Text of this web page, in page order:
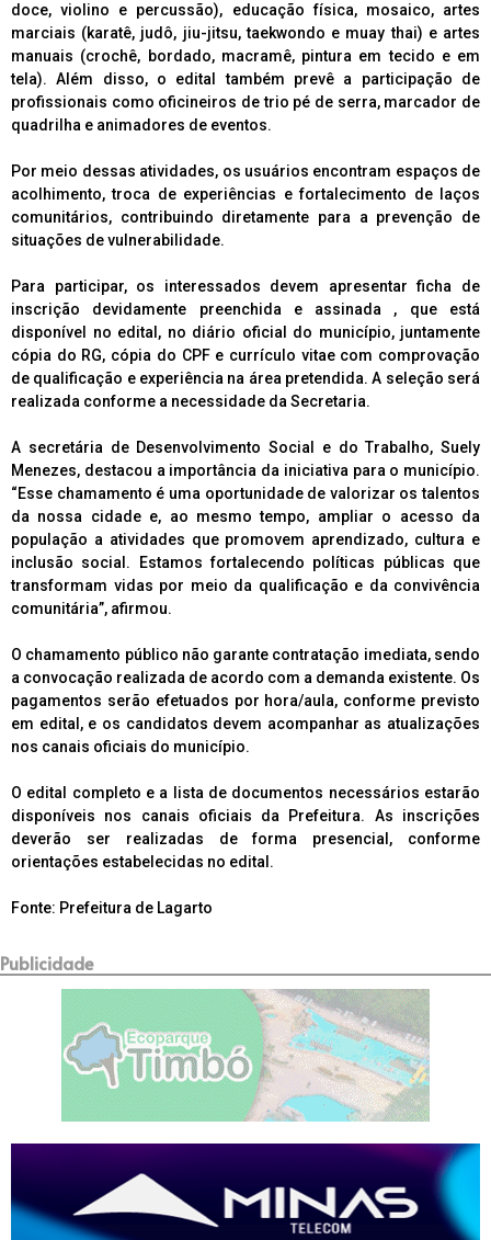
doce, violino e percussão), educação física, mosaico, artes
marciais (karatê, judô, jiu-jitsu, taekwondo e muay thai) e artes
manuais (crochê, bordado, macramê, pintura em tecido e em
tela). Além disso, o edital também prevê a participação de
profissionais como oficineiros de trio pé de serra, marcador de
quadrilha e animadores de eventos.
Por meio dessas atividades, os usuários encontram espaços de
acolhimento, troca de experiências e fortalecimento de laços
comunitários, contribuindo diretamente para a prevenção de
situações de vulnerabilidade.
Para participar, os interessados devem apresentar ficha de
inscrição devidamente preenchida e assinada , que está
disponível no edital, no diário oficial do município, juntamente
cópia do RG, cópia do CPF e currículo vitae com comprovação
de qualificação e experiência na área pretendida. A seleção será
realizada conforme a necessidade da Secretaria.
A secretária de Desenvolvimento Social e do Trabalho, Suely
Menezes, destacou a importância da iniciativa para o município.
“Esse chamamento é uma oportunidade de valorizar os talentos
da nossa cidade e, ao mesmo tempo, ampliar o acesso da
população a atividades que promovem aprendizado, cultura e
inclusão social. Estamos fortalecendo políticas públicas que
transformam vidas por meio da qualificação e da convivência
comunitária”, afirmou.
O chamamento público não garante contratação imediata, sendo
a convocação realizada de acordo com a demanda existente. Os
pagamentos serão efetuados por hora/aula, conforme previsto
em edital, e os candidatos devem acompanhar as atualizações
nos canais oficiais do município.
O edital completo e a lista de documentos necessários estarão
disponíveis nos canais oficiais da Prefeitura. As inscrições
deverão ser realizadas de forma presencial, conforme
orientações estabelecidas no edital.
Fonte: Prefeitura de Lagarto
Publicidade